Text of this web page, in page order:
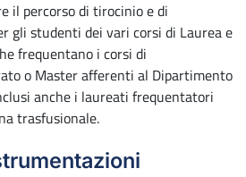
il percorso di tirocinio e di
gli studenti dei vari corsi di Laurea e
frequentano i corsi di
o Master afferenti al Dipartimento
anche i laureati frequentatori
trasfusionale.